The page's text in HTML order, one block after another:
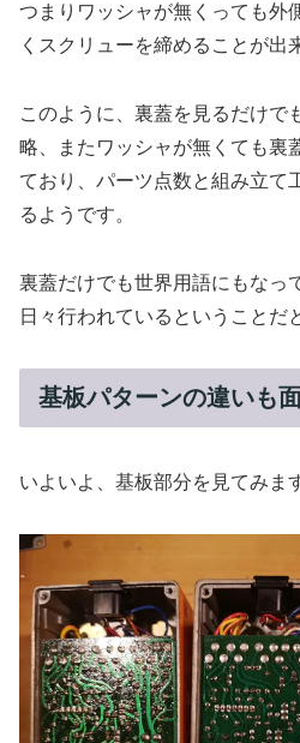
つまりワッシャが無くっても外
くスクリューを締めることが出
このように、裏蓋を見るだけで
略、またワッシャが無くても裏
ており、パーツ点数と組み立て
るようです。
裏蓋だけでも世界用語にもなっ
日々行われているということだ
基板パターンの違いも
いよいよ、基板部分を見てみま